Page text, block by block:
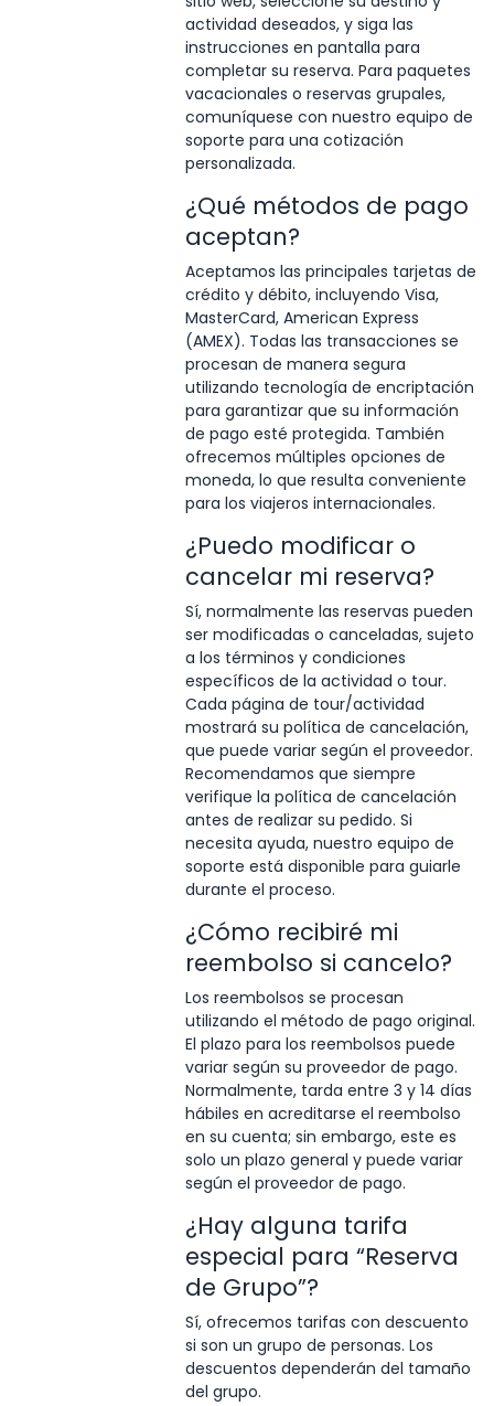
actividad deseados, y siga las
instrucciones en pantalla para
completar su reserva. Para paquetes
vacacionales o reservas grupales,
comuníquese con nuestro equipo de
soporte para una cotización
personalizada.
¿Qué métodos de pago
aceptan?
Aceptamos las principales tarjetas de
crédito y débito, incluyendo Visa,
MasterCard, American Express
(AMEX). Todas las transacciones se
procesan de manera segura
utilizando tecnología de encriptación
para garantizar que su información
de pago esté protegida. También
ofrecemos múltiples opciones de
moneda, lo que resulta conveniente
para los viajeros internacionales.
¿Puedo modificar o
cancelar mi reserva?
Sí, normalmente las reservas pueden
ser modificadas o canceladas, sujeto
a los términos y condiciones
específicos de la actividad o tour.
Cada página de tour/actividad
mostrará su política de cancelación,
que puede variar según el proveedor.
Recomendamos que siempre
verifique la política de cancelación
antes de realizar su pedido. Si
necesita ayuda, nuestro equipo de
soporte está disponible para guiarle
durante el proceso.
¿Cómo recibiré mi
reembolso si cancelo?
Los reembolsos se procesan
utilizando el método de pago original.
El plazo para los reembolsos puede
variar según su proveedor de pago.
Normalmente, tarda entre 3 y 14 días
hábiles en acreditarse el reembolso
en su cuenta; sin embargo, este es
solo un plazo general y puede variar
según el proveedor de pago.
¿Hay alguna tarifa
especial para “Reserva
de Grupo”?
Sí, ofrecemos tarifas con descuento
si son un grupo de personas. Los
descuentos dependerán del tamaño
del grupo.